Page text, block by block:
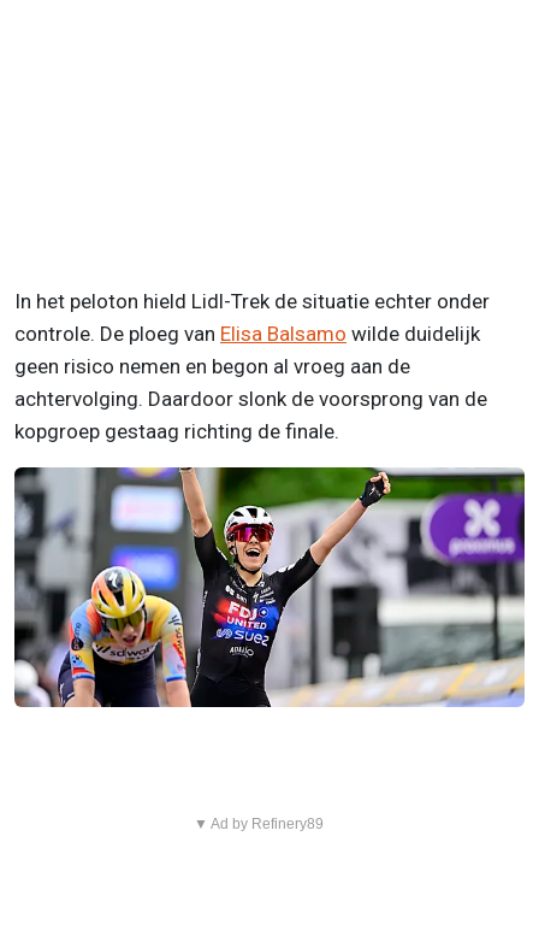
In het peloton hield Lidl-Trek de situatie echter onder
controle. De ploeg van Elisa Balsamo wilde duidelijk
geen risico nemen en begon al vroeg aan de
achtervolging. Daardoor slonk de voorsprong van de
kopgroep gestaag richting de finale.
▼ Ad by Refinery89